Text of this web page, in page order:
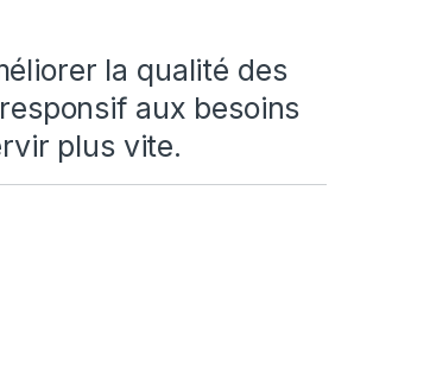
la qualité des
aux besoins
plus vite.